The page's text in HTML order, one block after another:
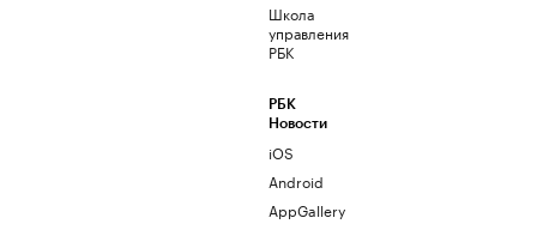
Школа
управления
РБК
РБК
Новости
iOS
Android
AppGallery